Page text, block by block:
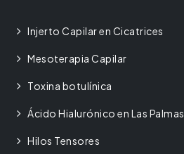
Injerto Capilar en Cicatrices
Mesoterapia Capilar
Toxina botulínica
Ácido Hialurónico en Las Palmas
Hilos Tensores